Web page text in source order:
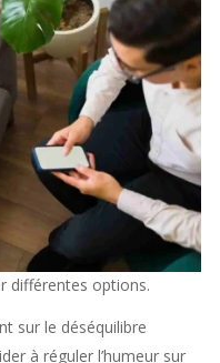
différentes options.
sur le déséquilibre
à réguler l’humeur sur